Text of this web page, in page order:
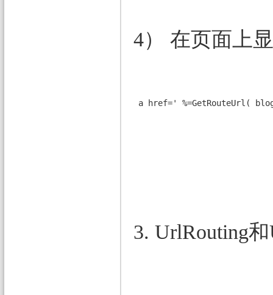
4） 在页面上
a href=' %=GetRouteUrl(
3. UrlRouting